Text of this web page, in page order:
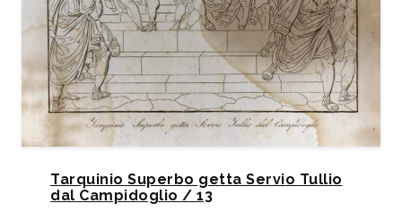
Tarquinio Superbo getta Servio Tullio
dal Campidoglio / 13